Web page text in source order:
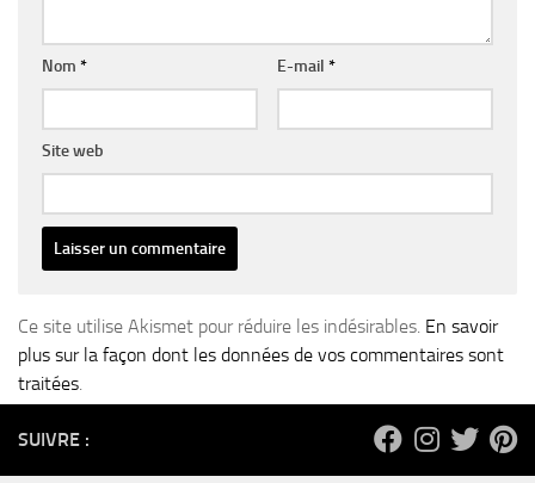
Nom * E-mail *
Site web
Ce site utilise Akismet pour réduire les indésirables. En savoir
plus sur la façon dont les données de vos commentaires sont
traitées.
SUIVRE :